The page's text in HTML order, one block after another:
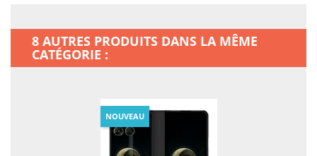
G87.
8 AUTRES PRODUITS DANS LA MÊME
CATÉGORIE :
NOUVEAU